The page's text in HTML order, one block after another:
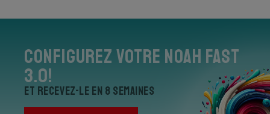
Configurez votre Noah Fast
3.0!
et recevez-le en 8 semaines